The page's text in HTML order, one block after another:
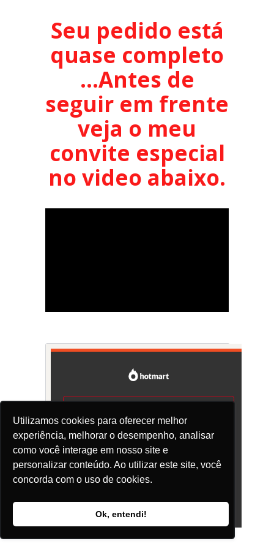
Utilizamos cookies para oferecer melhor
experiência, melhorar o desempenho, analisar
como você interage em nosso site e
personalizar conteúdo. Ao utilizar este site, você
concorda com o uso de cookies.
Ok, entendi!
Seu pedido está
quase completo
…Antes de
seguir em frente
veja o meu
convite especial
no video abaixo.